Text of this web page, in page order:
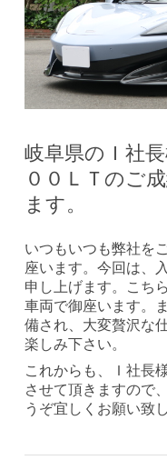
岐阜県のＩ社
００ＬＴのご
ます。
いつもいつも弊社を
座います。今回は、
申し上げます。こち
車両で御座います。
備され、大変贅沢な
楽しみ下さい。
これからも、Ｉ社長
させて頂きますので
うぞ宜しくお願い致